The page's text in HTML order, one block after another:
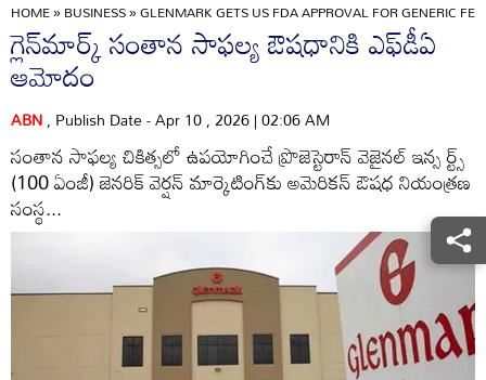
HOME»BUSINESS»GLENMARK GETS US FDA APPROVAL FOR GENERIC
గ్లెన్‌మార్క్‌ సంతాన సాఫల్య ఔషధానికి ఎఫ్‌డీఏ
ఆమోదం
ABN, Publish Date - Apr 10 , 2026 | 02:06 AM
సంతాన సాఫల్య చికిత్సలో ఉపయోగించే ప్రొజెస్టెరాన్‌ వెజైనల్‌ ఇన్స ర్ట్స్‌
(100 ఏంజీ) జెనరిక్‌ వెర్షన్‌ మార్కెటింగ్‌కు అమెరికన్‌ ఔషధ నియంత్రణ
సంస్థ...